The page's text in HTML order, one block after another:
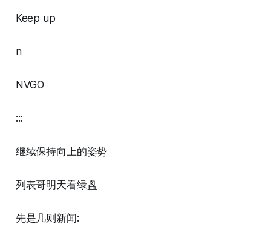
Keep up
n
NVGO
:::
继续保持向上的姿势
列表哥明天看绿盘
先是几则新闻: